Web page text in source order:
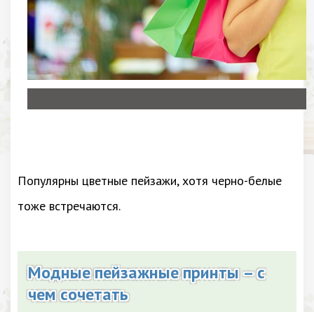
Популярны цветные пейзажи, хотя черно-белые
тоже встречаются.
Модные пейзажные принты – с
чем сочетать